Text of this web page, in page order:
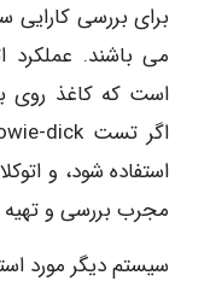
برای بررسی کارایی
می باشند. عملکرد
است که کاغذ روی
استفاده شود، و
مجرب بررسی و
سیستم دیگر مورد